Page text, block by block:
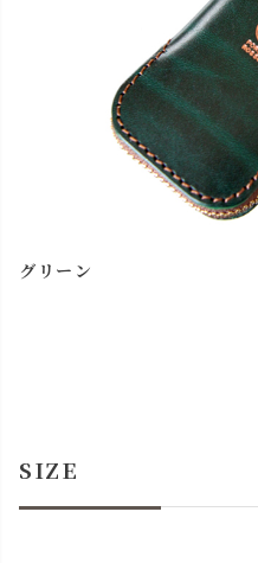
グリーン
SIZE